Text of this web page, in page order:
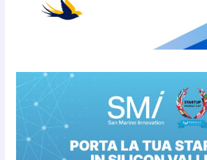
l’inequivocabile
pubblico e di
6 Agosto 2026